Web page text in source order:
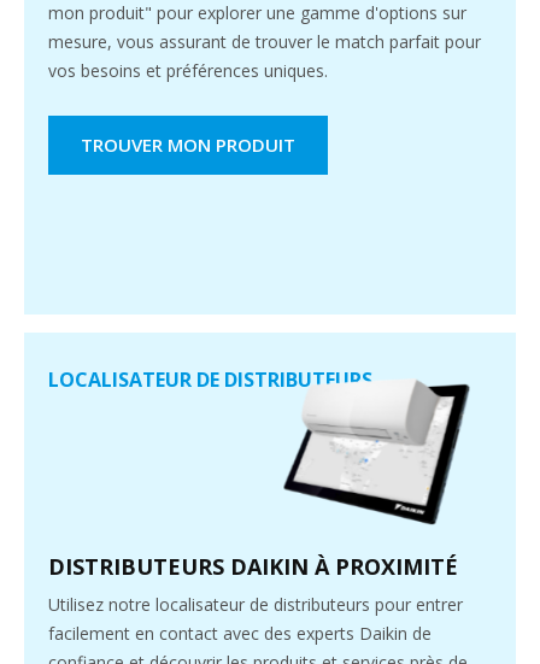
mon produit" pour explorer une gamme d'options sur
mesure, vous assurant de trouver le match parfait pour
vos besoins et préférences uniques.
TROUVER MON PRODUIT
LOCALISATEUR DE DISTRIBUTEURS
DISTRIBUTEURS DAIKIN À PROXIMITÉ
Utilisez notre localisateur de distributeurs pour entrer
facilement en contact avec des experts Daikin de